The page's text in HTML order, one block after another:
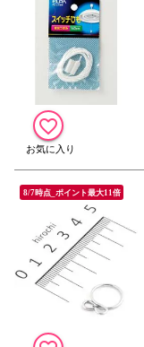
8/7時点_ポイント最大11倍